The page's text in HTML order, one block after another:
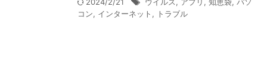
コン, インターネット , トラブル